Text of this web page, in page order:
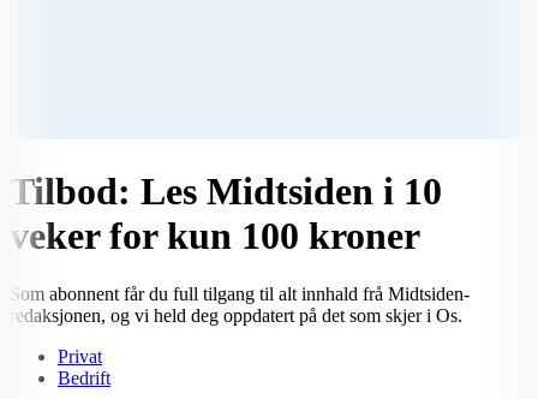
Tilbod: Les Midtsiden i 10
veker for kun 100 kroner
Som abonnent får du full tilgang til alt innhald frå Midtsiden-
redaksjonen, og vi held deg oppdatert på det som skjer i Os.
Privat
Bedrift